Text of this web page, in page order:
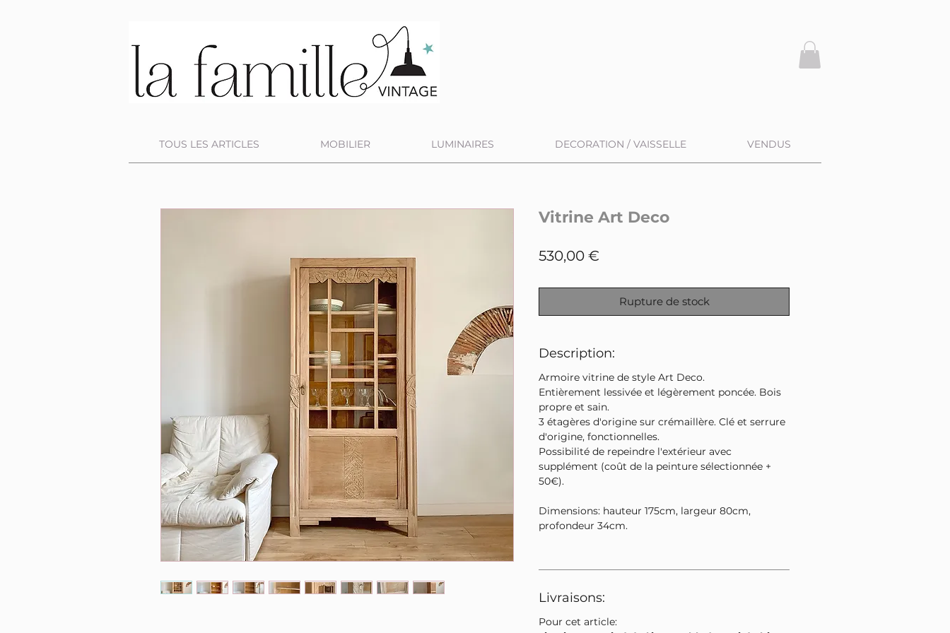
TOUS LES ARTICLES MOBILIER LUMINAIRES DECORATION / VAISSELLE VENDUS
Vitrine Art Deco
530,00 €
Rupture de stock
Description:
Armoire vitrine de style Art Deco.
Entièrement lessivée et légèrement poncée. Bois
propre et sain.
3 étagères d'origine sur crémaillère. Clé et serrure
d'origine, fonctionnelles.
Possibilité de repeindre l'extérieur avec
supplément (coût de la peinture sélectionnée +
50€).
Dimensions: hauteur 175cm, largeur 80cm,
profondeur 34cm.
Livraisons:
Pour cet article: